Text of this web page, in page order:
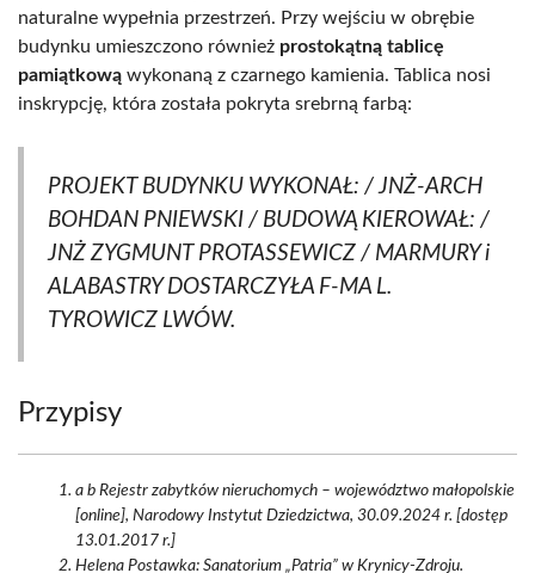
naturalne wypełnia przestrzeń. Przy wejściu w obrębie
budynku umieszczono również prostokątną tablicę
pamiątkową wykonaną z czarnego kamienia. Tablica nosi
inskrypcję, która została pokryta srebrną farbą:
PROJEKT BUDYNKU WYKONAŁ: / JNŻ-ARCH
BOHDAN PNIEWSKI / BUDOWĄ KIEROWAŁ: /
JNŻ ZYGMUNT PROTASSEWICZ / MARMURY i
ALABASTRY DOSTARCZYŁA F-MA L.
TYROWICZ LWÓW.
Przypisy
a b Rejestr zabytków nieruchomych – województwo małopolskie
[online], Narodowy Instytut Dziedzictwa, 30.09.2024 r. [dostęp
13.01.2017 r.]
Helena Postawka: Sanatorium „Patria” w Krynicy-Zdroju.